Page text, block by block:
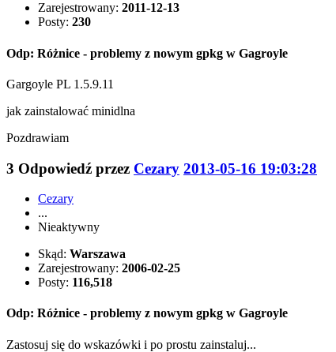
Zarejestrowany: 2011-12-13
Posty: 230
Odp: Różnice - problemy z nowym gpkg w Gagroyle
Gargoyle PL 1.5.9.11
jak zainstalować minidlna
Pozdrawiam
3 Odpowiedź przez Cezary 2013-05-16 19:03:28
Cezary
...
Nieaktywny
Skąd: Warszawa
Zarejestrowany: 2006-02-25
Posty: 116,518
Odp: Różnice - problemy z nowym gpkg w Gagroyle
Zastosuj się do wskazówki i po prostu zainstaluj...